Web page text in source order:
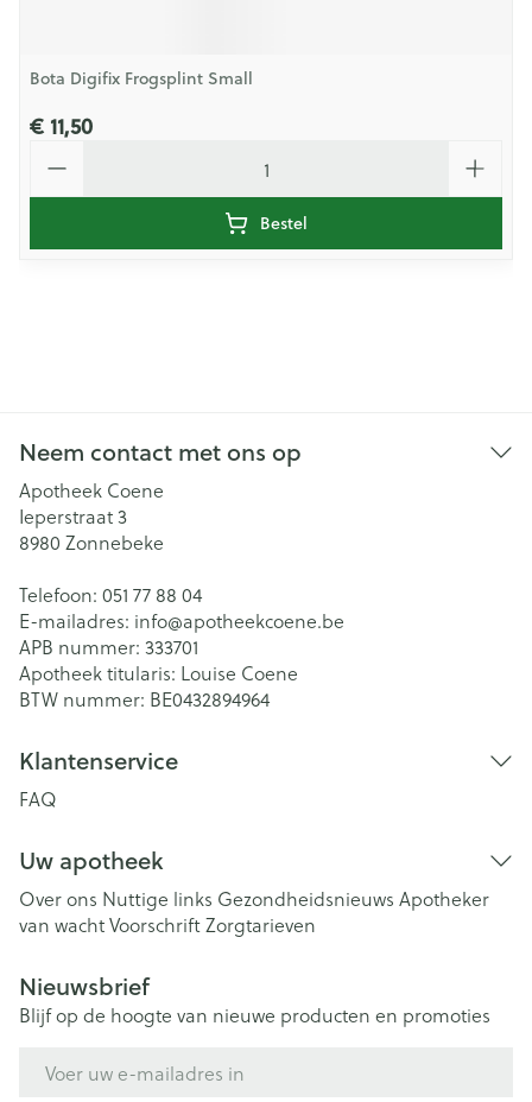
Bota Digifix Frogsplint Small
€ 11,50
Bestel
Neem contact met ons op
Apotheek Coene
Ieperstraat 3
8980 Zonnebeke
Telefoon: 051 77 88 04
E-mailadres: info@apotheekcoene.be
APB nummer: 333701
Apotheek titularis: Louise Coene
BTW nummer: BE0432894964
Klantenservice
FAQ
Uw apotheek
Over ons Nuttige links Gezondheidsnieuws Apotheker
van wachtVoorschriftZorgtarieven
Nieuwsbrief
Blijf op de hoogte van nieuwe producten en promoties